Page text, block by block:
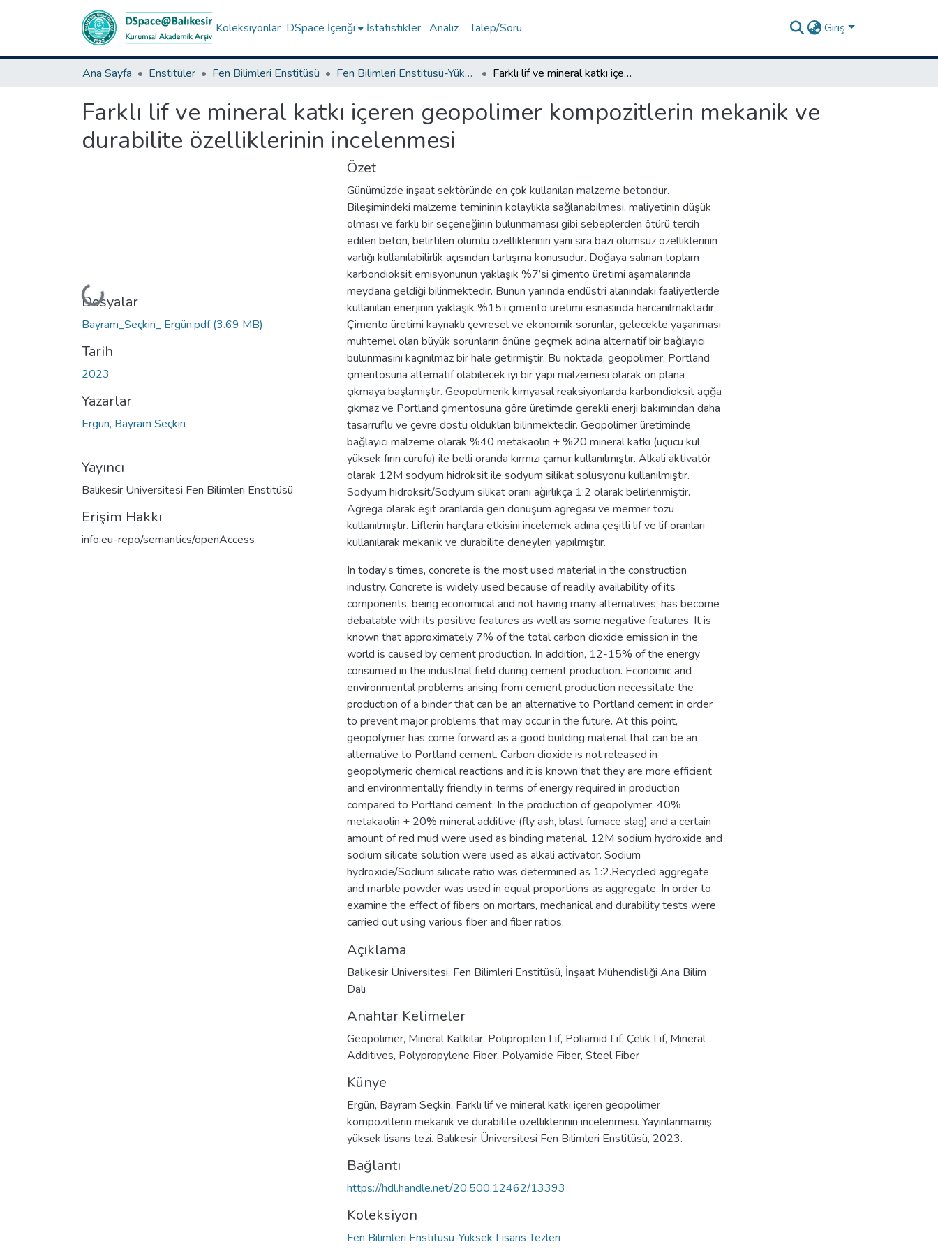
Koleksiyonlar DSpace İçeriği İstatistikler Analiz Talep/Soru Giriş
Ana Sayfa Enstitüler Fen Bilimleri Enstitüsü Fen Bilimleri Enstitüsü-Yüksek Lisans Tezleri Farklı lif ve mineral katkı içeren geopolimer kompozitlerin mekanik ve durabilite özelliklerinin incelenmesi
Farklı lif ve mineral katkı içeren geopolimer kompozitlerin mekanik ve
durabilite özelliklerinin incelenmesi
Yükleniyor...
Dosyalar
Bayram_Seçkin_ Ergün.pdf(3.69 MB)
Tarih
2023
Yazarlar
Ergün, Bayram Seçkin
Yayıncı
Balıkesir Üniversitesi Fen Bilimleri Enstitüsü
Erişim Hakkı
info:eu-repo/semantics/openAccess
Özet
Günümüzde inşaat sektöründe en çok kullanılan malzeme betondur.
Bileşimindeki malzeme temininin kolaylıkla sağlanabilmesi, maliyetinin düşük
olması ve farklı bir seçeneğinin bulunmaması gibi sebeplerden ötürü tercih
edilen beton, belirtilen olumlu özelliklerinin yanı sıra bazı olumsuz özelliklerinin
varlığı kullanılabilirlik açısından tartışma konusudur. Doğaya salınan toplam
karbondioksit emisyonunun yaklaşık %7’si çimento üretimi aşamalarında
meydana geldiği bilinmektedir. Bunun yanında endüstri alanındaki faaliyetlerde
kullanılan enerjinin yaklaşık %15’i çimento üretimi esnasında harcanılmaktadır.
Çimento üretimi kaynaklı çevresel ve ekonomik sorunlar, gelecekte yaşanması
muhtemel olan büyük sorunların önüne geçmek adına alternatif bir bağlayıcı
bulunmasını kaçınılmaz bir hale getirmiştir. Bu noktada, geopolimer, Portland
çimentosuna alternatif olabilecek iyi bir yapı malzemesi olarak ön plana
çıkmaya başlamıştır. Geopolimerik kimyasal reaksiyonlarda karbondioksit açığa
çıkmaz ve Portland çimentosuna göre üretimde gerekli enerji bakımından daha
tasarruflu ve çevre dostu oldukları bilinmektedir. Geopolimer üretiminde
bağlayıcı malzeme olarak %40 metakaolin + %20 mineral katkı (uçucu kül,
yüksek fırın cürufu) ile belli oranda kırmızı çamur kullanılmıştır. Alkali aktivatör
olarak 12M sodyum hidroksit ile sodyum silikat solüsyonu kullanılmıştır.
Sodyum hidroksit/Sodyum silikat oranı ağırlıkça 1:2 olarak belirlenmiştir.
Agrega olarak eşit oranlarda geri dönüşüm agregası ve mermer tozu
kullanılmıştır. Liflerin harçlara etkisini incelemek adına çeşitli lif ve lif oranları
kullanılarak mekanik ve durabilite deneyleri yapılmıştır.
In today’s times, concrete is the most used material in the construction
industry. Concrete is widely used because of readily availability of its
components, being economical and not having many alternatives, has become
debatable with its positive features as well as some negative features. It is
known that approximately 7% of the total carbon dioxide emission in the
world is caused by cement production. In addition, 12-15% of the energy
consumed in the industrial field during cement production. Economic and
environmental problems arising from cement production necessitate the
production of a binder that can be an alternative to Portland cement in order
to prevent major problems that may occur in the future. At this point,
geopolymer has come forward as a good building material that can be an
alternative to Portland cement. Carbon dioxide is not released in
geopolymeric chemical reactions and it is known that they are more efficient
and environmentally friendly in terms of energy required in production
compared to Portland cement. In the production of geopolymer, 40%
metakaolin + 20% mineral additive (fly ash, blast furnace slag) and a certain
amount of red mud were used as binding material. 12M sodium hydroxide and
sodium silicate solution were used as alkali activator. Sodium
hydroxide/Sodium silicate ratio was determined as 1:2.Recycled aggregate
and marble powder was used in equal proportions as aggregate. In order to
examine the effect of fibers on mortars, mechanical and durability tests were
carried out using various fiber and fiber ratios.
Açıklama
Balıkesir Üniversitesi, Fen Bilimleri Enstitüsü, İnşaat Mühendisliği Ana Bilim
Dalı
Anahtar Kelimeler
Geopolimer, Mineral Katkılar, Polipropilen Lif, Poliamid Lif, Çelik Lif, Mineral
Additives, Polypropylene Fiber, Polyamide Fiber, Steel Fiber
Künye
Ergün, Bayram Seçkin. Farklı lif ve mineral katkı içeren geopolimer
kompozitlerin mekanik ve durabilite özelliklerinin incelenmesi. Yayınlanmamış
yüksek lisans tezi. Balıkesir Üniversitesi Fen Bilimleri Enstitüsü, 2023.
Bağlantı
https://hdl.handle.net/20.500.12462/13393
Koleksiyon
Fen Bilimleri Enstitüsü-Yüksek Lisans Tezleri